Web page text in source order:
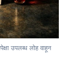
उपलब्ध लोह वाहून